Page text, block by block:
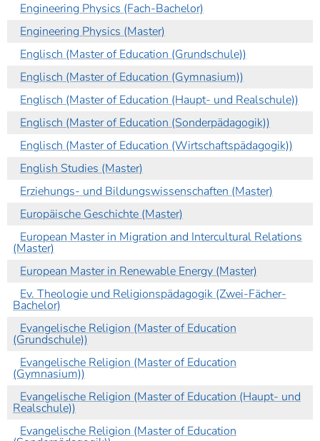
Engineering Physics (Fach-Bachelor)
Engineering Physics (Master)
Englisch (Master of Education (Grundschule))
Englisch (Master of Education (Gymnasium))
Englisch (Master of Education (Haupt- und Realschule))
Englisch (Master of Education (Sonderpädagogik))
Englisch (Master of Education (Wirtschaftspädagogik))
English Studies (Master)
Erziehungs- und Bildungswissenschaften (Master)
Europäische Geschichte (Master)
European Master in Migration and Intercultural Relations
(Master)
European Master in Renewable Energy (Master)
Ev. Theologie und Religionspädagogik (Zwei-Fächer-
Bachelor)
Evangelische Religion (Master of Education
(Grundschule))
Evangelische Religion (Master of Education
(Gymnasium))
Evangelische Religion (Master of Education (Haupt- und
Realschule))
Evangelische Religion (Master of Education